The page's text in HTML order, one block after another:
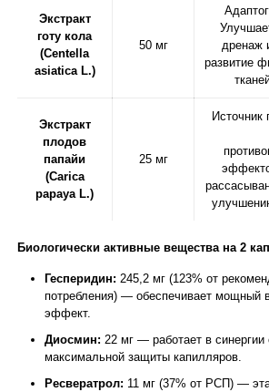
Экстракт
готу кола
(Centella
asiatica L.)
50 мг
дренаж
развитие
Экстракт
плодов
папайи
(Carica
papaya L.)
25 мг
Источник
Биологически активные вещества на 2
Гесперидин: 245,2 мг (123% от
потребления) — обеспечивает мощный
эффект.
Диосмин: 22 мг — работает в
максимальной защиты капилляров.
Ресвератрол: 11 мг (37% от РСП) —